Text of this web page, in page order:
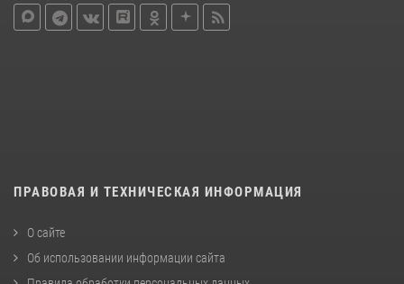
ПРАВОВАЯ И ТЕХНИЧЕСКАЯ ИНФОРМАЦИЯ
О сайте
Об использовании информации сайта